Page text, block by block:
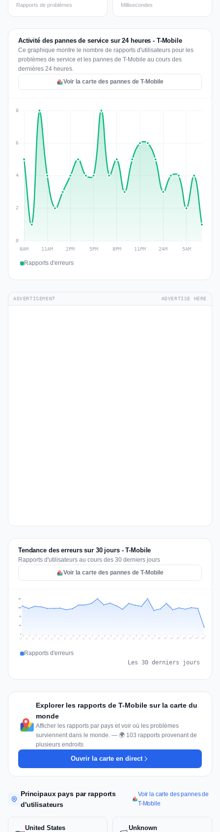
Rapports de problèmes Millisecondes
Activité des pannes de service sur 24 heures - T-Mobile
Ce graphique montre le nombre de rapports d'utilisateurs pour les
problèmes de service et les pannes de T-Mobile au cours des
dernières 24 heures.
Voir la carte des pannes de T-Mobile
Rapports d'erreurs
ADVERTISEMENT ADVERTISE HERE
Tendance des erreurs sur 30 jours - T-Mobile
Rapports d'utilisateurs au cours des 30 derniers jours
Voir la carte des pannes de T-Mobile
34
69
103
137
Jul 10 Jul 11 Jul 12 Jul 13 Jul 14 Jul 15 Jul 16 Jul 17 Jul 18 Jul 19 Jul 20 Jul 21 Jul 22 Jul 23 Jul 24 Jul 25 Jul 26 Jul 27 Jul 28 Jul 29 Jul 30 Jul 31 Aug 1 Aug 2 Aug 3 Aug 4 Aug 5 Aug 6 Aug 7 Aug 8
Rapports d'erreurs
Les 30 derniers jours
Explorer les rapports de T-Mobile sur la carte du
monde
Afficher les rapports par pays et voir où les problèmes
surviennent dans le monde. — 🌍 103 rapports provenant de
plusieurs endroits
Ouvrir la carte en direct
Principaux pays par rapports
d'utilisateurs
Voir la carte des pannes de
T-Mobile
United States Unknown